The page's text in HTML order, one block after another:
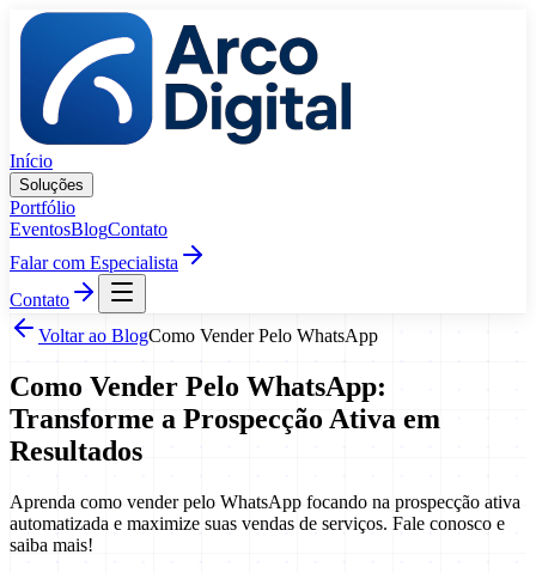
Pular para o conteúdo
Início
Soluções
Portfólio
EventosBlogContato
Falar com Especialista
Contato
Voltar ao BlogComo Vender Pelo WhatsApp
Como Vender Pelo WhatsApp:
Transforme a Prospecção Ativa em
Resultados
Aprenda como vender pelo WhatsApp focando na prospecção ativa
automatizada e maximize suas vendas de serviços. Fale conosco e
saiba mais!